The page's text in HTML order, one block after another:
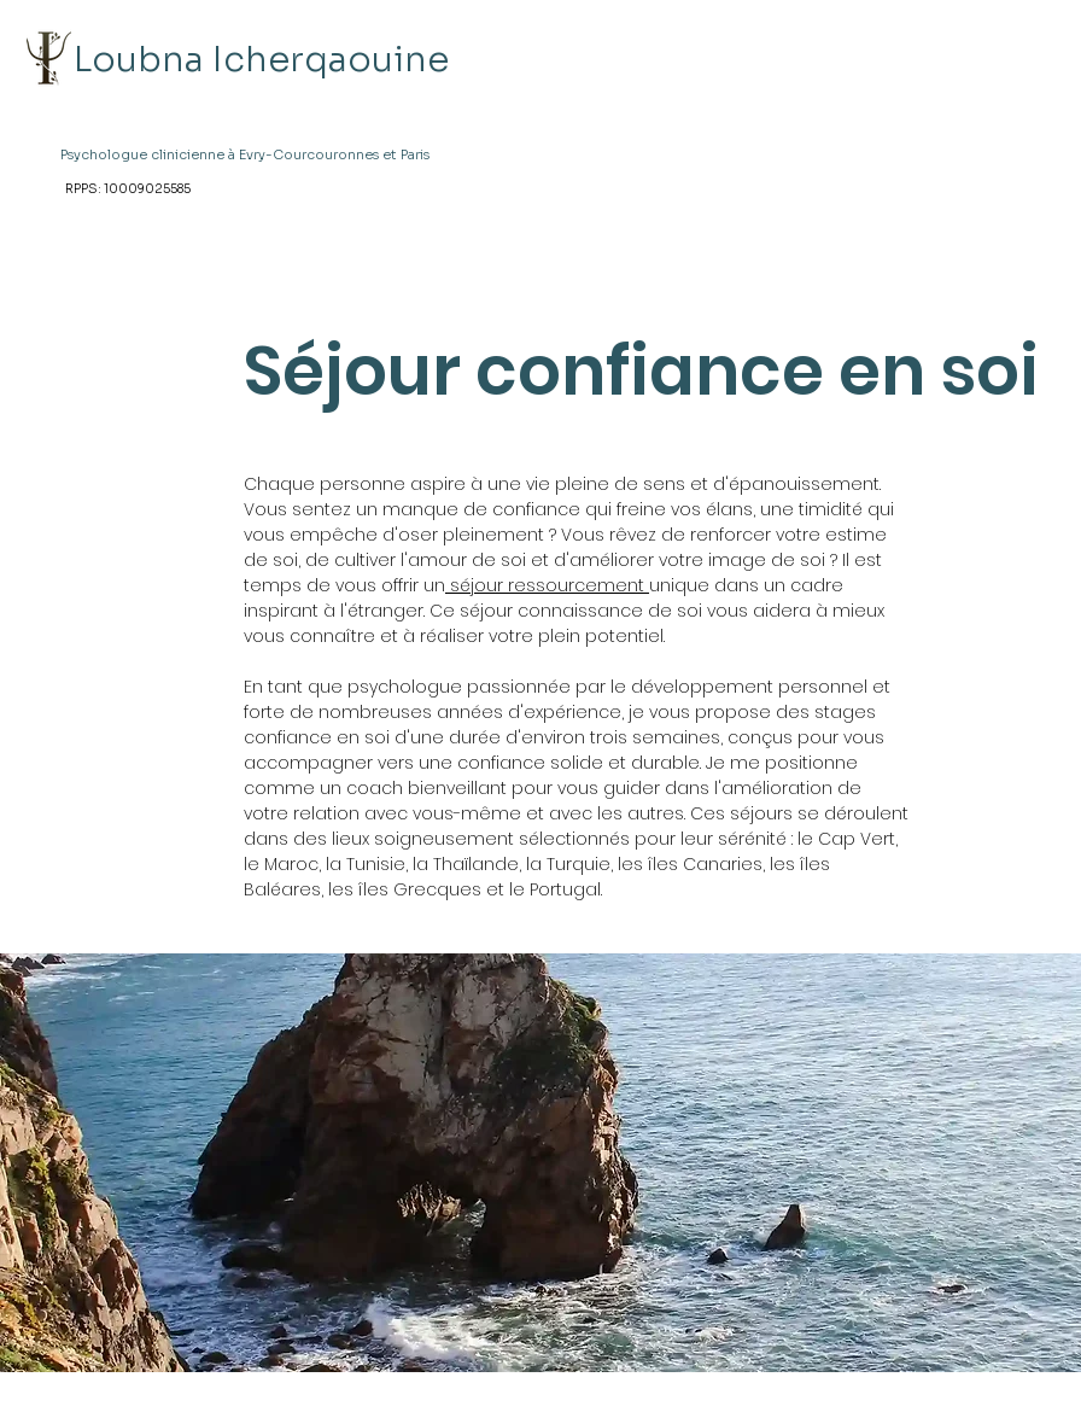
Loubna Icherqaouine
Psychologue clinicienne à Evry-Courcouronnes et Paris
RPPS: 10009025585
Séjour confiance en soi
Chaque personne aspire à une vie pleine de sens et d'épanouissement.
Vous sentez un manque de confiance qui freine vos élans, une timidité qui
vous empêche d'oser pleinement ? Vous rêvez de renforcer votre estime
de soi, de cultiver l'amour de soi et d'améliorer votre image de soi ? Il est
temps de vous offrir un séjour ressourcement unique dans un cadre
inspirant à l'étranger. Ce séjour connaissance de soi vous aidera à mieux
vous connaître et à réaliser votre plein potentiel.
En tant que psychologue passionnée par le développement personnel et
forte de nombreuses années d'expérience, je vous propose des stages
confiance en soi d'une durée d'environ trois semaines, conçus pour vous
accompagner vers une confiance solide et durable. Je me positionne
comme un coach bienveillant pour vous guider dans l'amélioration de
votre relation avec vous-même et avec les autres. Ces séjours se déroulent
dans des lieux soigneusement sélectionnés pour leur sérénité : le Cap Vert,
le Maroc, la Tunisie, la Thaïlande, la Turquie, les îles Canaries, les îles
Baléares, les îles Grecques et le Portugal.